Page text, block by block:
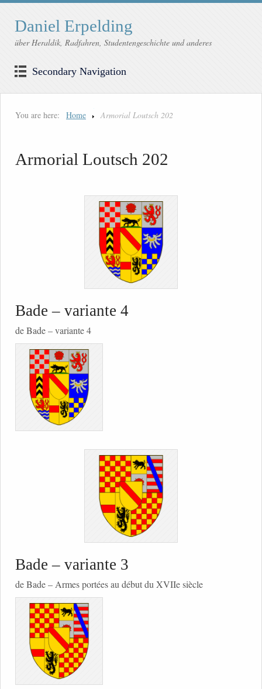
Daniel Erpelding
über Heraldik, Radfahren, Studentengeschichte und anderes
Secondary Navigation
You are here: Home Armorial Loutsch 202
Armorial Loutsch 202
Bade – variante 4
de Bade – variante 4
Bade – variante 3
de Bade – Armes portées au début du XVIIe siècle